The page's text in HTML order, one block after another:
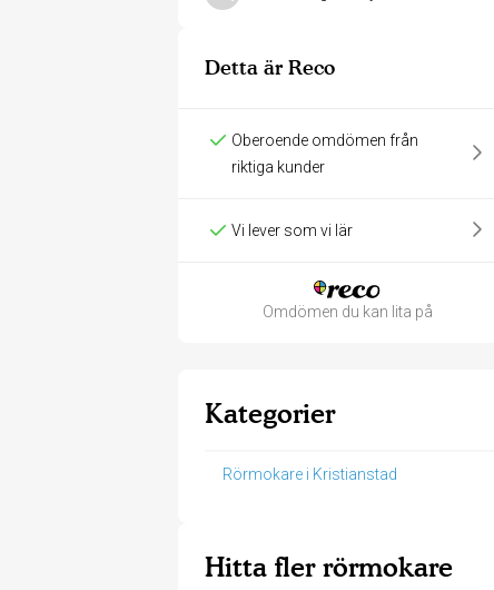
Detta är Reco
Oberoende omdömen från
riktiga kunder
Vi lever som vi lär
Omdömen du kan lita på
Kategorier
Rörmokare i Kristianstad
Hitta fler rörmokare